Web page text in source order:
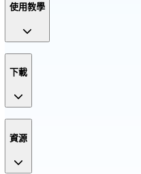
使用教學
下載
資源